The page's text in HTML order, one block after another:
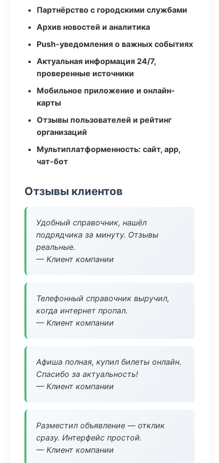
Партнёрство с городскими службами
Архив новостей и аналитика
Push-уведомления о важных событиях
Актуальная информация 24/7,
проверенные источники
Мобильное приложение и онлайн-
карты
Отзывы пользователей и рейтинг
организаций
Мультиплатформенность: сайт, app,
чат-бот
Отзывы клиентов
Удобный справочник, нашёл
подрядчика за минуту. Отзывы
реальные.
— Клиент компании
Телефонный справочник выручил,
когда интернет пропал.
— Клиент компании
Афиша полная, купил билеты онлайн.
Спасибо за актуальность!
— Клиент компании
Разместил объявление — отклик
сразу. Интерфейс простой.
— Клиент компании